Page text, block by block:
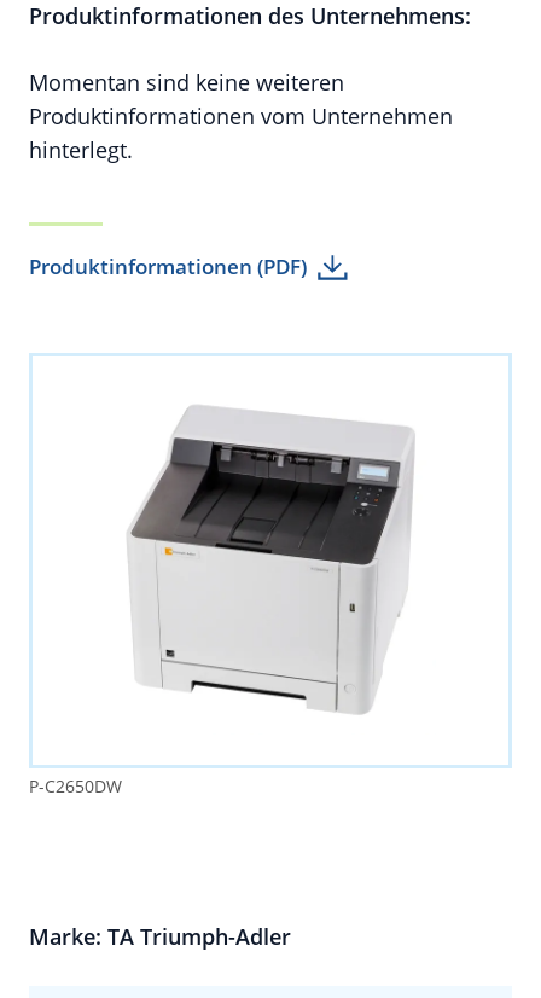
Produktinformationen des Unternehmens:
Momentan sind keine weiteren
Produktinformationen vom Unternehmen
hinterlegt.
Produktinformationen (PDF)
P-C2650DW
Marke: TA Triumph-Adler